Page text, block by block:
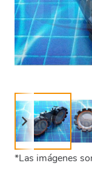
*Las imágenes